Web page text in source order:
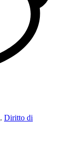
. Diritto di